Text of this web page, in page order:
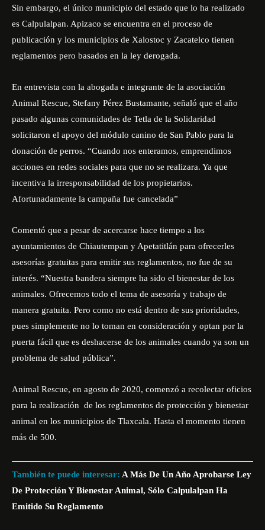
Sin embargo, el único municipio del estado que lo ha realizado
es Calpulalpan. Apizaco se encuentra en el proceso de
publicación y los municipios de Xalostoc y Zacatelco tienen
reglamentos pero basados en la ley derogada.
En entrevista con la abogada e integrante de la asociación
Animal Rescue, Stefany Pérez Bustamante, señaló que el año
pasado algunas comunidades de Tetla de la Solidaridad
solicitaron el apoyo del módulo canino de San Pablo para la
donación de perros. “Cuando nos enteramos, emprendimos
acciones en redes sociales para que no se realizara. Ya que
incentiva la irresponsabilidad de los propietarios.
Afortunadamente la campaña fue cancelada”
Comentó que a pesar de acercarse hace tiempo a los
ayuntamientos de Chiautempan y Apetatitlán para ofrecerles
asesorías gratuitas para emitir sus reglamentos, no fue de su
interés. “Nuestra bandera siempre ha sido el bienestar de los
animales. Ofrecemos todo el tema de asesoría y trabajo de
manera gratuita. Pero como no está dentro de sus prioridades,
pues simplemente no lo toman en consideración y optan por la
puerta fácil que es deshacerse de los animales cuando ya son un
problema de salud pública”.
Animal Rescue, en agosto de 2020, comenzó a recolectar oficios
para la realización de los reglamentos de protección y bienestar
animal en los municipios de Tlaxcala. Hasta el momento tienen
más de 500.
También te puede interesar: A Más De Un Año Aprobarse Ley
De Protección Y Bienestar Animal, Sólo Calpulalpan Ha
Emitido Su Reglamento